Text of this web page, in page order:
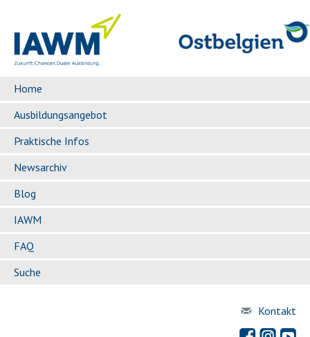
Home
Ausbildungsangebot
Praktische Infos
Newsarchiv
Blog
IAWM
FAQ
Suche
Kontakt